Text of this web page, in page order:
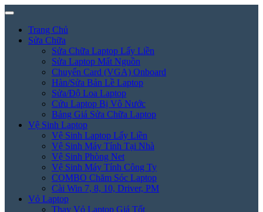
Trang Chủ
Sửa Chữa
Sửa Chữa Laptop Lấy Liền
Sửa Laptop Mất Nguồn
Chuyển Card (VGA) Onboard
Hàn/Sửa Bản Lề Laptop
Sửa/Độ Loa Laptop
Cứu Laptop Bị Vô Nước
Bảng Giá Sửa Chữa Laptop
Vệ Sinh Laptop
Vệ Sinh Laptop Lấy Liền
Vệ Sinh Máy Tính Tại Nhà
Vệ Sinh Phòng Net
Vệ Sinh Máy Tính Công Ty
COMBO Chăm Sóc Laptop
Cài Win 7, 8, 10, Driver, PM
Vỏ Laptop
Thay Vỏ Laptop Giá Tốt